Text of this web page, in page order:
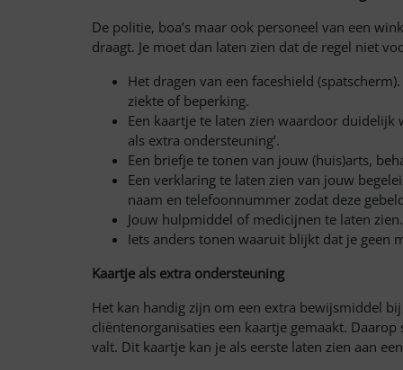
De politie, boa’s maar ook personeel van een
draagt. Je moet dan laten zien dat de regel niet
Het dragen van een faceshield
ziekte of beperking.
Een kaartje te laten zien waardoor
als extra ondersteuning’.
Een briefje te tonen van jouw (huis)arts,
Een verklaring te laten zien van jouw
naam en telefoonnummer zodat deze
Jouw hulpmiddel of medicijnen te laten zien.
Iets anders tonen waaruit blijkt dat je geen
Kaartje als extra ondersteuning
Het kan handig zijn om een extra bewijsmiddel
cliëntenorganisaties een kaartje gemaakt.
valt. Dit kaartje kan je als eerste laten zien aan